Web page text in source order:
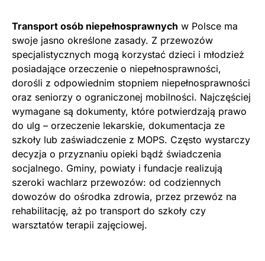
Transport osób niepełnosprawnych w Polsce ma
swoje jasno określone zasady. Z przewozów
specjalistycznych mogą korzystać dzieci i młodzież
posiadające orzeczenie o niepełnosprawności,
dorośli z odpowiednim stopniem niepełnosprawności
oraz seniorzy o ograniczonej mobilności. Najczęściej
wymagane są dokumenty, które potwierdzają prawo
do ulg – orzeczenie lekarskie, dokumentacja ze
szkoły lub zaświadczenie z MOPS. Często wystarczy
decyzja o przyznaniu opieki bądź świadczenia
socjalnego. Gminy, powiaty i fundacje realizują
szeroki wachlarz przewozów: od codziennych
dowozów do ośrodka zdrowia, przez przewóz na
rehabilitację, aż po transport do szkoły czy
warsztatów terapii zajęciowej.